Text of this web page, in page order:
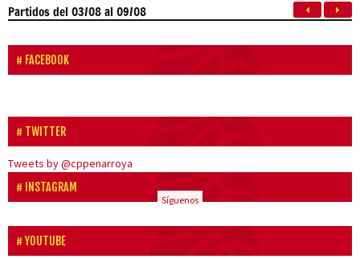
Partidosdel 03/08 al 09/08
FACEBOOK
TWITTER
Tweets by @cppenarroya
INSTAGRAM
Síguenos
YOUTUBE